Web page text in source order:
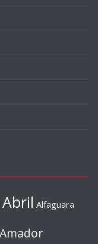
Abril Alfaguara